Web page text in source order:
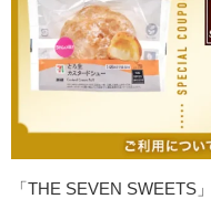
「THE SEVEN SWEETS